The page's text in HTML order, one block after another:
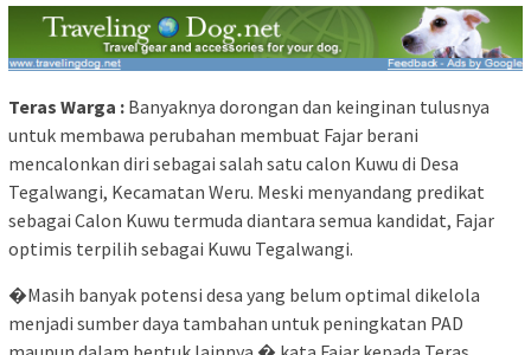
Teras Warga : Banyaknya dorongan dan keinginan tulusnya
untuk membawa perubahan membuat Fajar berani
mencalonkan diri sebagai salah satu calon Kuwu di Desa
Tegalwangi, Kecamatan Weru. Meski menyandang predikat
sebagai Calon Kuwu termuda diantara semua kandidat, Fajar
optimis terpilih sebagai Kuwu Tegalwangi.
�Masih banyak potensi desa yang belum optimal dikelola
menjadi sumber daya tambahan untuk peningkatan PAD